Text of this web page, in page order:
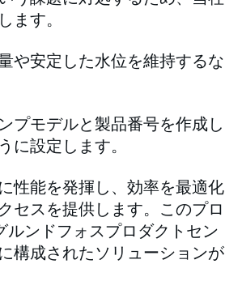
す。
や安定した水位を維持するな
プモデルと製品番号を作成し
設定します。
性能を発揮し、効率を最適化
セスを提供します。このプロ
ルンドフォスプロダクトセン
構成されたソリューションが